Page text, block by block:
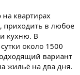
квартирах
приходить в любое
кухню. В
около 1500
вариант
жильё на два дня.